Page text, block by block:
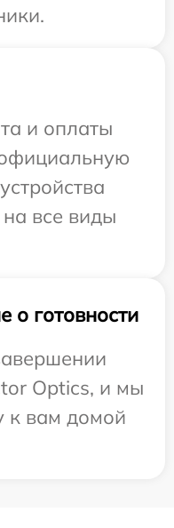
и оплаты
все виды
готовности
Optics, и мы
к вам домой